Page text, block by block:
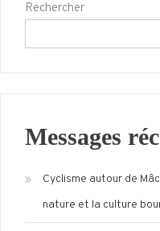
Rechercher
Messages
Cyclisme autour de
nature et la culture